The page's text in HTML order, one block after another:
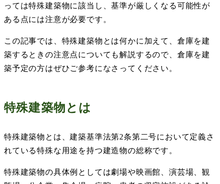
っては特殊建築物に該当し、基準が厳しくなる可能性が
ある点には注意が必要です。
この記事では、特殊建築物とは何かに加えて、倉庫を建
築するときの注意点についても解説するので、倉庫を建
築予定の方はぜひご参考になさってください。
特殊建築物とは
特殊建築物とは、建築基準法第2条第二号において定義さ
れている特殊な用途を持つ建造物の総称です。
特殊建築物の具体例としては劇場や映画館、演芸場、観